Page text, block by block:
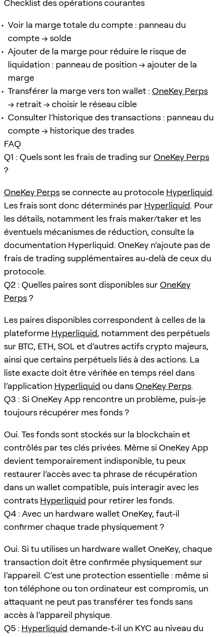
Checklist des opérations courantes
Voir la marge totale du compte : panneau du
compte → solde
Ajouter de la marge pour réduire le risque de
liquidation : panneau de position → ajouter de la
marge
Transférer la marge vers ton wallet : OneKey Perps
→ retrait → choisir le réseau cible
Consulter l’historique des transactions : panneau du
compte → historique des trades
FAQ
Q1 : Quels sont les frais de trading surOneKey Perps
?
OneKey Perpsse connecte au protocole Hyperliquid.
Les frais sont donc déterminés par Hyperliquid. Pour
les détails, notamment les frais maker/taker et les
éventuels mécanismes de réduction, consulte la
documentation Hyperliquid. OneKey n’ajoute pas de
frais de trading supplémentaires au-delà de ceux du
protocole.
Q2 : Quelles paires sont disponibles surOneKey
Perps?
Les paires disponibles correspondent à celles de la
plateforme Hyperliquid, notamment des perpétuels
sur BTC, ETH, SOL et d’autres actifs crypto majeurs,
ainsi que certains perpétuels liés à des actions. La
liste exacte doit être vérifiée en temps réel dans
l’application Hyperliquid ou dansOneKey Perps.
Q3 : Si OneKey App rencontre un problème, puis-je
toujours récupérer mes fonds ?
Oui. Tes fonds sont stockés sur la blockchain et
contrôlés par tes clés privées. Même si OneKey App
devient temporairement indisponible, tu peux
restaurer l’accès avec ta phrase de récupération
dans un wallet compatible, puis interagir avec les
contrats Hyperliquid pour retirer les fonds.
Q4 : Avec un hardware wallet OneKey, faut-il
confirmer chaque trade physiquement ?
Oui. Si tu utilises un hardware wallet OneKey, chaque
transaction doit être confirmée physiquement sur
l’appareil. C’est une protection essentielle : même si
ton téléphone ou ton ordinateur est compromis, un
attaquant ne peut pas transférer tes fonds sans
accès à l’appareil physique.
Q5 : Hyperliquid demande-t-il un KYC au niveau du